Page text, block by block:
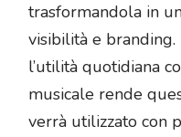
trasformandola in
visibilità e
l’utilità quotidiana
musicale rende
verrà utilizzato con